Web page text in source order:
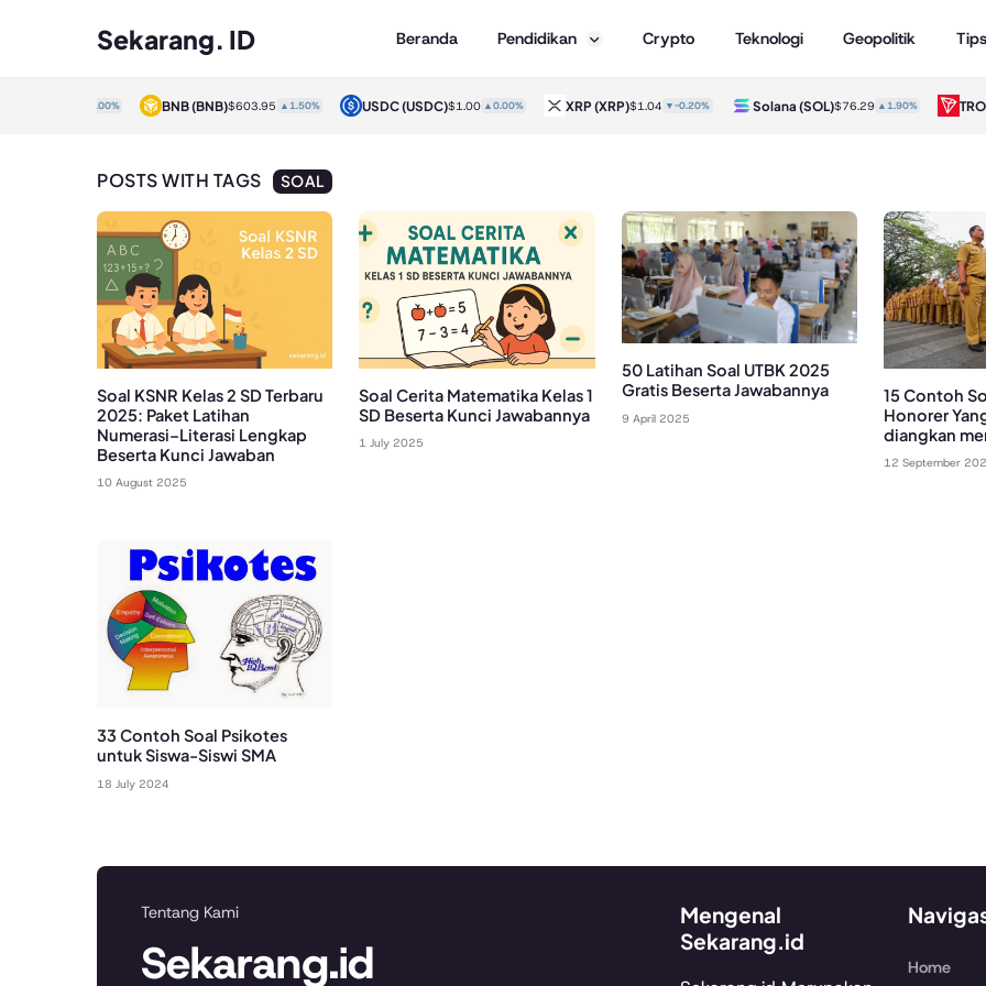
Sekarang. ID Beranda Pendidikan Crypto Teknologi Geopolitik Tips
BNB(BNB)$603.95▲1.50% USDC(USDC)$1.00▲0.00% XRP(XRP)$1.04 ▼-0.20% Solana(SOL)$76.29▲1.90% TRON
POSTS WITH TAGS SOAL
Soal KSNR Kelas 2 SD Terbaru
2025: Paket Latihan
Numerasi–Literasi Lengkap
Beserta Kunci Jawaban
10 August 2025
Soal Cerita Matematika Kelas 1
SD Beserta Kunci Jawabannya
1 July 2025
50 Latihan Soal UTBK 2025
Gratis Beserta Jawabannya
9 April 2025
15 Contoh
Honorer
diangkan
12 September
33 Contoh Soal Psikotes
untuk Siswa-Siswi SMA
18 July 2024
Tentang Kami
Sekarang.id
Mengenal
Sekarang.id
Home